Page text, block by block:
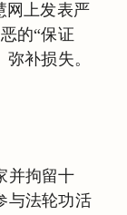
网上发表严
的“保证
补损失。
并拘留十
与法轮功活